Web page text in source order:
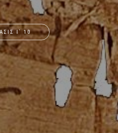
Ι΄ 10